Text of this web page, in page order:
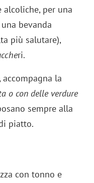
alcoliche, per una
bevanda
più salutare),
ri.
la
o con delle verdure
sempre alla
piatto.
con tonno e